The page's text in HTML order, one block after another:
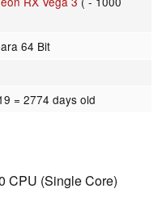
64 Bit
= 2774 days old
CPU (Single Core)